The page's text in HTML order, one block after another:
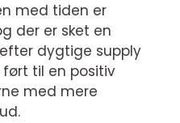
med tiden er
der er sket en
dygtige supply
til en positiv
med mere